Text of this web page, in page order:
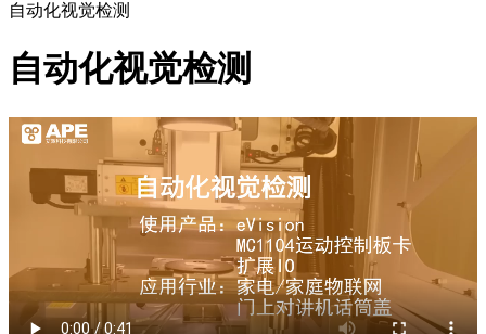
自动化视觉检测
自动化视觉检测